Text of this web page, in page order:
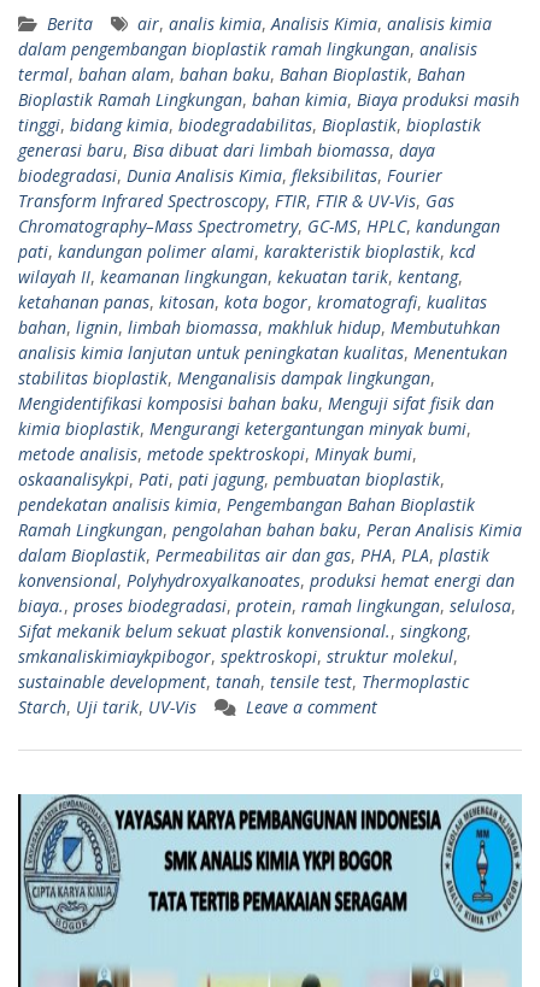
Berita air, analis kimia, Analisis Kimia, analisis kimia
dalam pengembangan bioplastik ramah lingkungan, analisis
termal, bahan alam, bahan baku, Bahan Bioplastik, Bahan
Bioplastik Ramah Lingkungan, bahan kimia, Biaya produksi masih
tinggi, bidang kimia, biodegradabilitas, Bioplastik, bioplastik
generasi baru, Bisa dibuat dari limbah biomassa, daya
biodegradasi, Dunia Analisis Kimia, fleksibilitas, Fourier
Transform Infrared Spectroscopy, FTIR, FTIR & UV-Vis, Gas
Chromatography–Mass Spectrometry, GC-MS, HPLC, kandungan
pati, kandungan polimer alami, karakteristik bioplastik, kcd
wilayah II, keamanan lingkungan, kekuatan tarik, kentang,
ketahanan panas, kitosan, kota bogor, kromatografi, kualitas
bahan, lignin, limbah biomassa, makhluk hidup, Membutuhkan
analisis kimia lanjutan untuk peningkatan kualitas, Menentukan
stabilitas bioplastik, Menganalisis dampak lingkungan,
Mengidentifikasi komposisi bahan baku, Menguji sifat fisik dan
kimia bioplastik, Mengurangi ketergantungan minyak bumi,
metode analisis, metode spektroskopi, Minyak bumi,
oskaanalisykpi, Pati, pati jagung, pembuatan bioplastik,
pendekatan analisis kimia, Pengembangan Bahan Bioplastik
Ramah Lingkungan, pengolahan bahan baku, Peran Analisis Kimia
dalam Bioplastik, Permeabilitas air dan gas, PHA, PLA, plastik
konvensional, Polyhydroxyalkanoates, produksi hemat energi dan
biaya., proses biodegradasi, protein, ramah lingkungan, selulosa,
Sifat mekanik belum sekuat plastik konvensional., singkong,
smkanaliskimiaykpibogor, spektroskopi, struktur molekul,
sustainable development, tanah, tensile test, Thermoplastic
Starch, Uji tarik, UV-Vis Leave a comment